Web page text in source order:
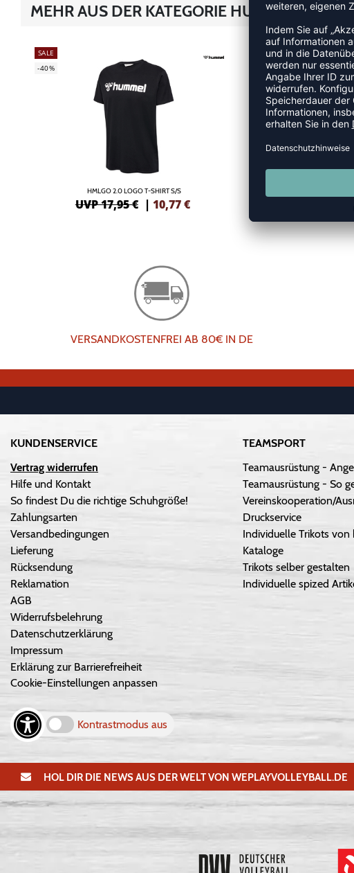
MEHR AUS DER KATEGORIE HUMMEL GO 2.0
SALE
-40%
HMLGO 2.0 LOGO T-SHIRT S/S
UVP 17,95 € | 10,77€
SALE
-40%
UVP 44,95
VERSANDKOSTENFREI AB 80€ IN DE
KUNDENSERVICE
Vertrag widerrufen
Hilfe und Kontakt
So findest Du die richtige Schuhgröße!
Zahlungsarten
Versandbedingungen
Lieferung
Rücksendung
Reklamation
AGB
Widerrufsbelehrung
Datenschutzerklärung
Impressum
Erklärung zur Barrierefreiheit
Cookie-Einstellungen anpassen
Kontrastmodus aus
TEAMSPORT
Teamausrüstung -
Teamausrüstung - So
Vereinskooperation/
Druckservice
Individuelle Trikots
Kataloge
Trikots selber gestalten
Individuelle spized
HOL DIR DIE NEWS AUS DER WELT VON WEPLAYVOLLEYBALL.DE